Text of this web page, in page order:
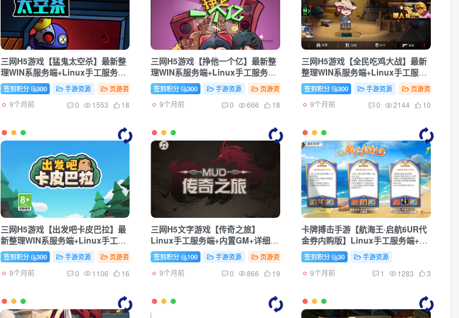
三网H5游戏【猛鬼太空杀】最新整
理WIN系服务端+Linux手工服务端
+详细搭建教程+源码
签到积分 300 手游资源 页游资源
9个月前 0 1553 18
三网H5游戏【挣他一个亿】最新整
理WIN系服务端+Linux手工服务端
+详细搭建教程
签到积分 300 手游资源 页游资源
9个月前 0 666 18
三网H5游戏【全民吃鸡大战】最新
整理WIN系服务端+Linux手工服务
端+详细搭建教程+源码
签到积分 300 手游资源 页游资源
9个月前 0 2144 10
三网H5游戏【出发吧卡皮巴拉】最
新整理WIN系服务端+Linux手工服
务端+详细搭建教程+源码
签到积分 300 手游资源 页游资源
9个月前 0 1106 16
三网H5文字游戏【传奇之旅】
Linux手工服务端+内置GM+详细搭
建教程
签到积分 100 手游资源 页游资源
9个月前 0 866 19
卡牌搏击手游【航海王·启航6UR代
金券内购版】Linux手工服务端+管
理后台+安卓+详细搭建教程+视频教
程签到积分 30 手游资源
9个月前 1 1283 3